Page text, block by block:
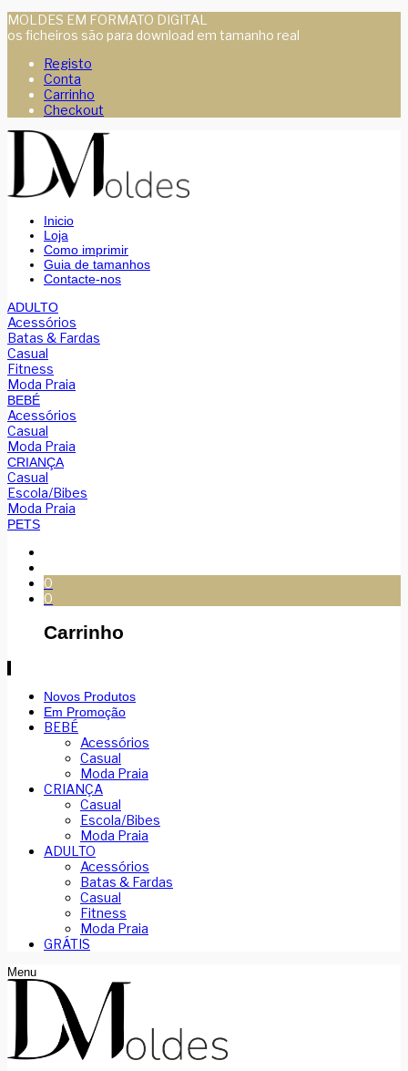
MOLDES EM FORMATO DIGITAL
os ficheiros são para download em tamanho real
Registo
Conta
Carrinho
Checkout
Inicio
Loja
Como imprimir
Guia de tamanhos
Contacte-nos
ADULTO
Acessórios
Batas & Fardas
Casual
Fitness
Moda Praia
BEBÉ
Acessórios
Casual
Moda Praia
CRIANÇA
Casual
Escola/Bibes
Moda Praia
PETS
0
0
Carrinho
Novos Produtos
Em Promoção
BEBÉ
Acessórios
Casual
Moda Praia
CRIANÇA
Casual
Escola/Bibes
Moda Praia
ADULTO
Acessórios
Batas & Fardas
Casual
Fitness
Moda Praia
GRÁTIS
Menu